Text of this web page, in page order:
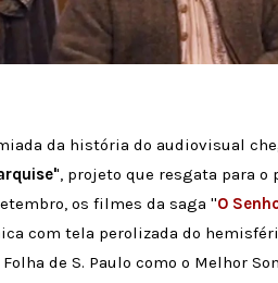
da história do audiovisual
', projeto que resgata para o
os filmes da saga ''O
com tela perolizada do
de S. Paulo como o Melhor